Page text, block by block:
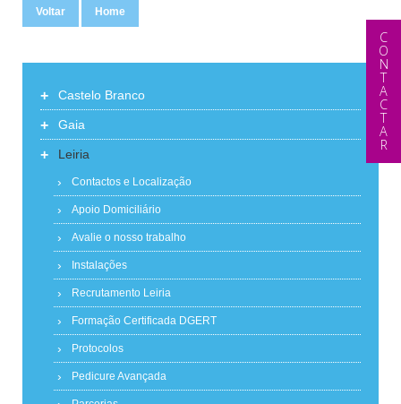
Voltar Home
+ Castelo Branco
+ Gaia
+ Leiria
Contactos e Localização
Apoio Domiciliário
Avalie o nosso trabalho
Instalações
Recrutamento Leiria
Formação Certificada DGERT
Protocolos
Pedicure Avançada
CONTACTAR